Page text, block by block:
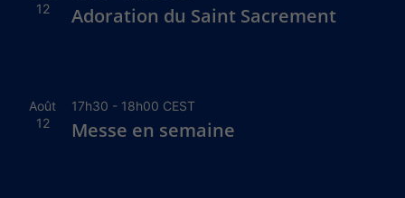
12
Adoration du Saint Sacrement
Août
12
17h30 - 18h00 CEST
Messe en semaine